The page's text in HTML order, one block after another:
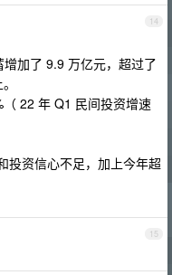
14
加了 9.9 万亿元，超过了
22 年 Q1 民间投资增速
投资信心不足，加上今年超
15